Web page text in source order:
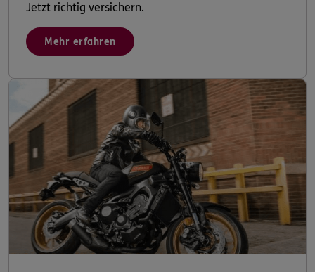
Jetzt richtig versichern.
Mehr erfahren